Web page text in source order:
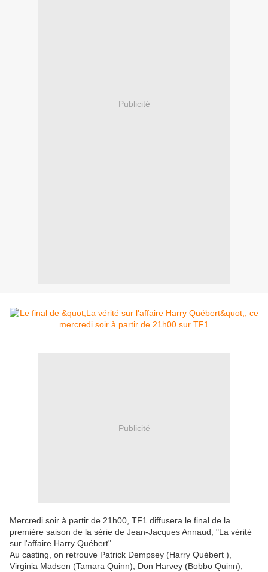
Publicité
Publicité
Mercredi soir à partir de 21h00, TF1 diffusera le final de la
première saison de la série de Jean-Jacques Annaud, "La vérité
sur l'affaire Harry Québert".
Au casting, on retrouve Patrick Dempsey (Harry Québert ),
Virginia Madsen (Tamara Quinn), Don Harvey (Bobbo Quinn),